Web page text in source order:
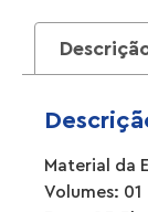
Material da
Volumes: 01